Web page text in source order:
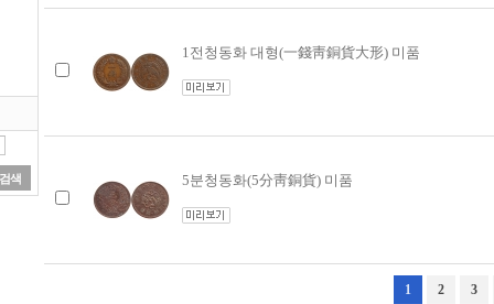
검색
1전청동화 대형(一錢靑銅貨大形) 미품
5분청동화(5分靑銅貨) 미품
1 2 3